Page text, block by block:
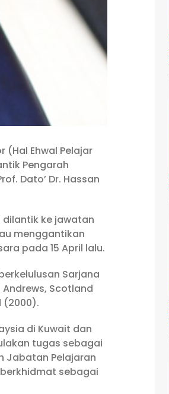
(Hal Ehwal Pelajar
Pengarah
Dato’ Dr. Hassan
dilantik ke jawatan
menggantikan
pada 15 April lalu.
Sarjana
Scotland
(2000).
di Kuwait dan
tugas sebagai
Jabatan Pelajaran
berkhidmat sebagai